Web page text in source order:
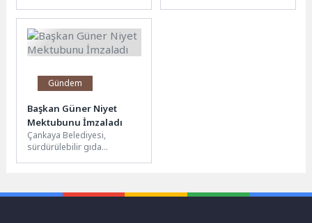
başlattığı 19 Mayıs’ın 107.
Yıldönümünü büyük...
Gündem
Başkan Güner Niyet
Mektubunu İmzaladı
Çankaya Belediyesi,
sürdürülebilir gıda
adım attı. Belediye...